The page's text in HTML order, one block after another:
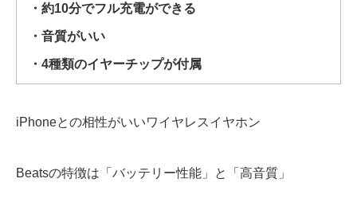
・約10分でフル充電ができる
・音質がいい
・4種類のイヤーチップが付属
iPhoneとの相性がいいワイヤレスイヤホン
Beatsの特徴は「バッテリー性能」と「高音質」